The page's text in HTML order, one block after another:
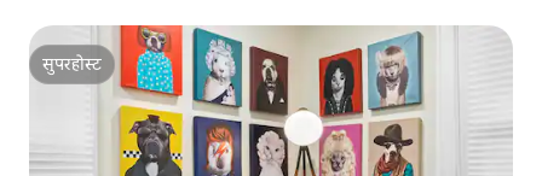
सुपरहोस्ट
सुपरहोस्ट